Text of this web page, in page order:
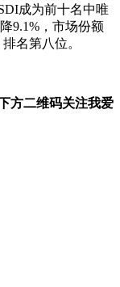
成为前十名中唯
9.1%，市场份额
名第八位。
方二维码关注我爱